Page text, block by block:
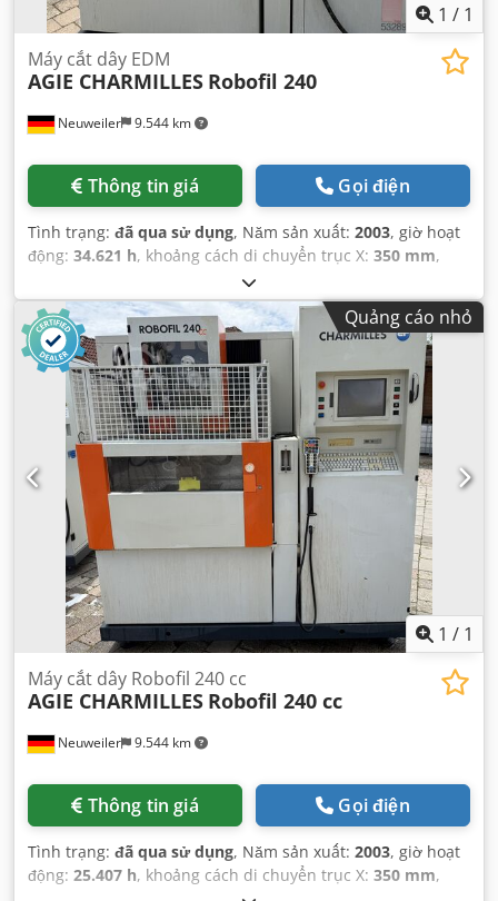
1 / 1
Neuweiler 9.544 km
Máy cắt dây EDM
AGIE CHARMILLES Robofil 240
Thông tin giá Gọi điện
Tình trạng: đã qua sử dụng, Năm sản xuất: 2003, giờ hoạt
động: 34.621 h, khoảng cách di chuyển trục X: 350 mm,
khoảng cách di chuyển trục Y:
chuyển trục Z:220 mm,
Quảng cáo nhỏ
1 / 1
Neuweiler 9.544 km
Máy cắt dây Robofil 240 cc
AGIE CHARMILLES Robofil 240 cc
Thông tin giá Gọi điện
Tình trạng: đã qua sử dụng, Năm sản xuất: 2003, giờ hoạt
động: 25.407 h, khoảng cách di chuyển trục X: 350 mm,